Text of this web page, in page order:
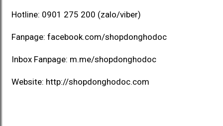
Hotline: 0901 275 200 (zalo/viber)
Fanpage: facebook.com/shopdonghodoc
Inbox Fanpage: m.me/shopdonghodoc
Website: http://shopdonghodoc.com